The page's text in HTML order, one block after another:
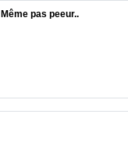
pas peeur..